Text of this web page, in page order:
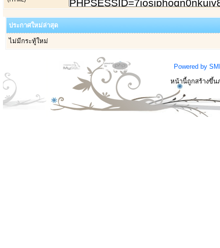
ประกาศใหม่ล่าสุด
ไม่มีกระทู้ใหม่
Powered by
หน้านี้ถูกสร้างขึ้น